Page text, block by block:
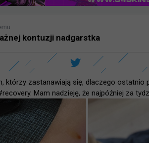
kontuzji nadgarstka
którzy zastanawiają się, dlaczego ostatnio
Mam nadzieję, że najpóźniej za